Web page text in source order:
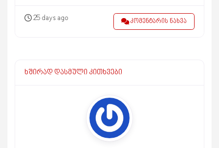
25 days ago კომენტარის ნახვა
ხშირად დასმული კითხვები